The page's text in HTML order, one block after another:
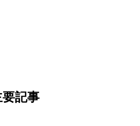
記事